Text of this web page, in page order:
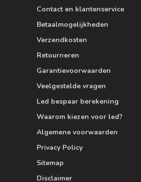
Contact en klantenservice
Betaalmogelijkheden
Verzendkosten
Retourneren
Garantievoorwaarden
Veelgestelde vragen
Led bespaar berekening
Waarom kiezen voor led?
Algemene voorwaarden
Privacy Policy
Sitemap
Disclaimer